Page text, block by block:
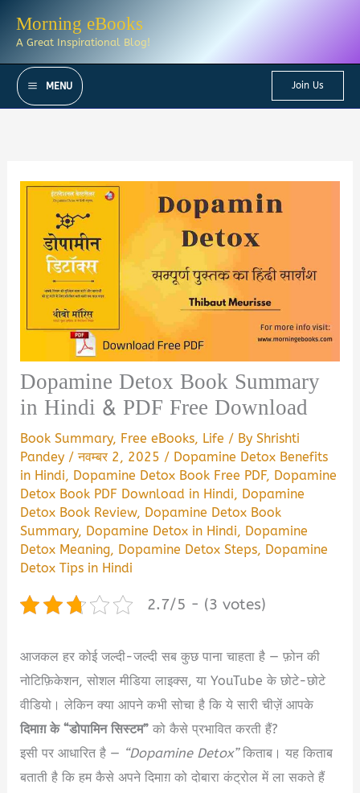
Morning eBooks
A Great Inspirational Blog!
MENU Join Us
Dopamine Detox Book Summary
in Hindi & PDF Free Download
Book Summary, Free eBooks, Life / ByShrishti
Pandey /नवम्बर 2, 2025 / Dopamine Detox Benefits
in Hindi, Dopamine Detox Book Free PDF, Dopamine
Detox Book PDF Download in Hindi, Dopamine
Detox Book Review, Dopamine Detox Book
Summary, Dopamine Detox in Hindi, Dopamine
Detox Meaning, Dopamine Detox Steps, Dopamine
Detox Tips in Hindi
2.7/5 - (3 votes)
आजकल हर कोई जल्दी-जल्दी सब कुछ पाना चाहता है — फ़ोन की
नोटिफ़िकेशन, सोशल मीडिया लाइक्स, या YouTube के छोटे-छोटे
वीडियो। लेकिन क्या आपने कभी सोचा है कि ये सारी चीज़ें आपके
दिमाग़ के “डोपामिन सिस्टम” को कैसे प्रभावित करती हैं?
इसी पर आधारित है — “Dopamine Detox”किताब। यह किताब
बताती है कि हम कैसे अपने दिमाग़ को दोबारा कंट्रोल में ला सकते हैं